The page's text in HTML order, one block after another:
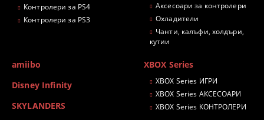
Контролери за PS4
Контролери за PS3
Аксесоари за контролери
Охладители
Чанти, калъфи, холдъри,
кутии
amiibo
Disney Infinity
SKYLANDERS
XBOX Series
XBOX Series ИГРИ
XBOX Series АКСЕСОАРИ
XBOX Series КОНТРОЛЕРИ